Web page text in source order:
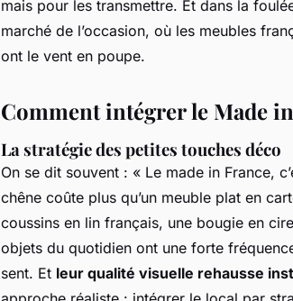
mais pour les transmettre. Et dans la
marché de l’occasion, où les meubles
ont le vent en poupe.
Comment intégrer le Made
La stratégie des petites touches déco
On se dit souvent : « Le made in France,
chêne coûte plus qu’un meuble plat en
coussins en lin français, une bougie en
objets du quotidien ont une forte
sent. Et leur qualité visuelle rehausse